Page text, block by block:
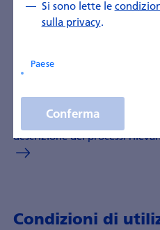
Informazioni generali su
Regolamento
linee guida
Regole per l'utilizzo della
descrizione dei processi
Condizioni di
Si sono lette le
sulla privacy.
Paese
Conferma